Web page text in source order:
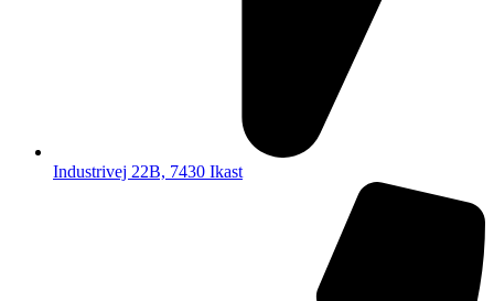
Industrivej 22B, 7430 Ikast